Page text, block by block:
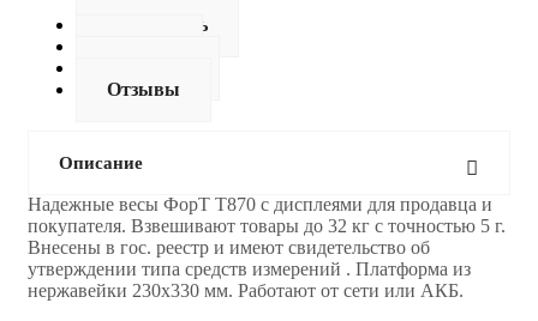
Как купить
Отзывы
Описание
Надежные весы ФорТ Т870 с дисплеями для продавца и
покупателя. Взвешивают товары до 32 кг с точностью 5 г.
Внесены в гос. реестр и имеют свидетельство об
утверждении типа средств измерений . Платформа из
нержавейки 230х330 мм. Работают от сети или АКБ.